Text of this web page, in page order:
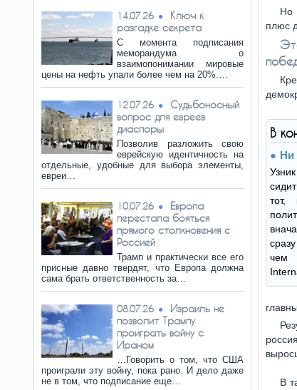
14.07.26
Ключ к
разгадке секрета
С момента подписания
меморандума о
взаимопонимании мировые
цены на нефть упали более чем на 20%.…
12.07.26
Судьбоносный
вопрос для евреев
диаспоры
Позволив разложить свою
еврейскую идентичность на
отдельные, удобные для выбора элементы,
евреи…
10.07.26
Европа
перестала бояться
прямого столкновения с
Россией
Трамп и практически все его
присные давно твердят, что Европа должна
сама брать ответственность за…
08.07.26
Израиль не
позволит Трампу
проиграть войну с
Ираном
…Говорить о том, что США
проиграли эту войну, пока рано. И дело даже
не в том, что подписание еще…
Но
плюс
В
Ни
тот,
чем
В